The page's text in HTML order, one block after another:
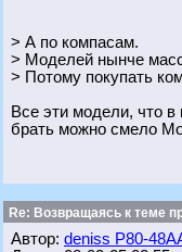
> А по компасам.
> Моделей нынче
> Потому покупать
Все эти модели, что
брать можно смело
Re: Возвращаясь к теме
Автор: deniss Р80-